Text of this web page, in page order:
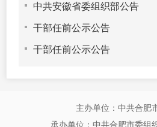
中共安徽省委组织部公告
干部任前公示公告
干部任前公示公告
主办单位：中共合肥
承办单位：中共合肥市委组